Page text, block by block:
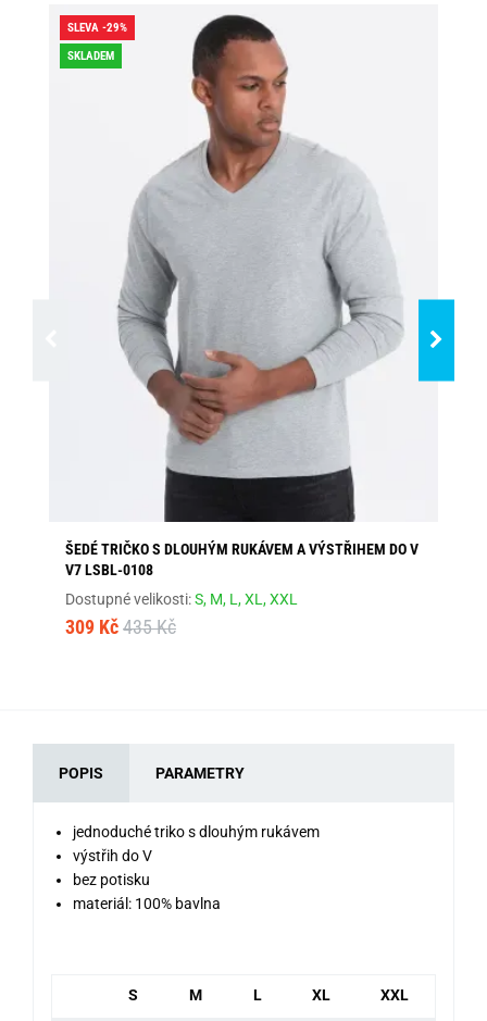
SLEVA -29%
SKLADEM
ŠEDÉ TRIČKO S DLOUHÝM RUKÁVEM A VÝSTŘIHEM DO V
V7 LSBL-0108
Dostupné velikosti:S, M, L,XL,XXL
309 Kč 435 Kč
POPIS PARAMETRY
jednoduché triko s dlouhým rukávem
výstřih do V
bez potisku
materiál: 100% bavlna
S M L XL XXL